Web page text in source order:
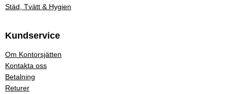
Städ, Tvätt & Hygien
Kundservice
Om Kontorsjätten
Kontakta oss
Betalning
Returer